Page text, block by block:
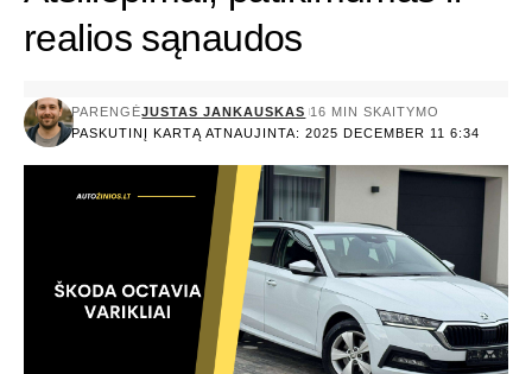
realios sąnaudos
PASKUTINĮ KARTĄ ATNAUJINTA: 2025 DECEMBER 11 6:34
PARENGĖJUSTAS JANKAUSKAS 16 MIN SKAITYMO